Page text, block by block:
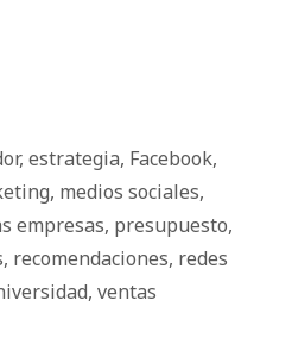
, estrategia, Facebook,
, medios sociales,
empresas, presupuesto,
, recomendaciones, redes
, ventas